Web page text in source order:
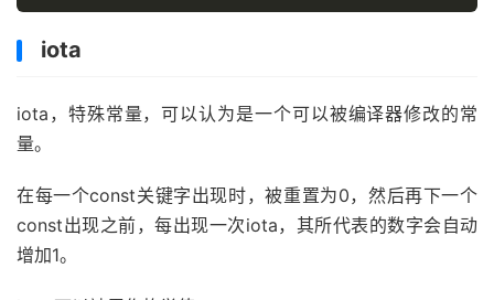
iota
iota，特殊常量，可以认为是一个可以被编译器修改的常
量。
在每一个const关键字出现时，被重置为0，然后再下一个
const出现之前，每出现一次iota，其所代表的数字会自动
增加1。